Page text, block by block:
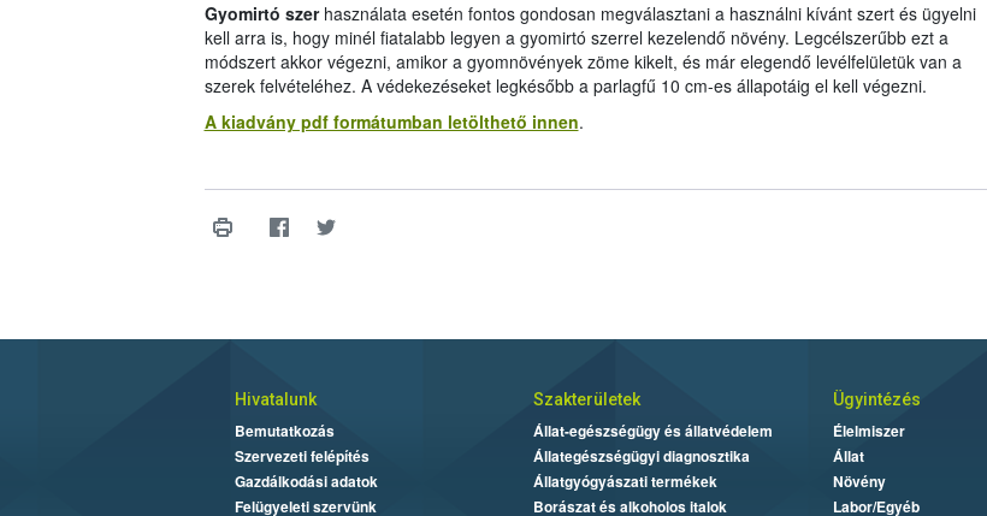
Gyomirtó szer használata esetén fontos gondosan megválasztani a használni kívánt szert és ügyelni
kell arra is, hogy minél fiatalabb legyen a gyomirtó szerrel kezelendő növény. Legcélszerűbb ezt a
módszert akkor végezni, amikor a gyomnövények zöme kikelt, és már elegendő levélfelületük van a
szerek felvételéhez. A védekezéseket legkésőbb a parlagfű 10 cm-es állapotáig el kell végezni.
A kiadvány pdf formátumban letölthető innen.
Hivatalunk
Bemutatkozás
Szervezeti felépítés
Gazdálkodási adatok
Felügyeleti szervünk
Szakterületek
Állat-egészségügy és állatvédelem
Állategészségügyi diagnosztika
Állatgyógyászati termékek
Borászat és alkoholos italok
Ügyintézés
Élelmiszer
Állat
Növény
Labor/Egyéb